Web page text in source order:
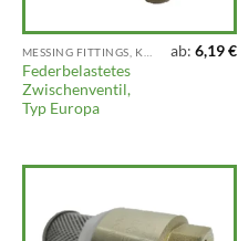
Federbelastetes
Zwischenventil,
Typ Europa
ab:6,19€